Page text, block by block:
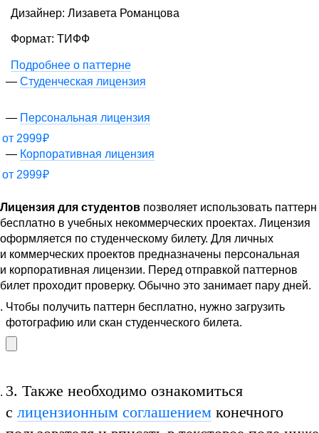
Дизайнер: Лизавета Романцова
Формат: ТИФФ
Подробнее о паттерне
Студенческая лицензия
Персональная лицензия
от 2999₽
Корпоративная лицензия
от 2999₽
Лицензия для студентов позволяет использовать паттерн
бесплатно в учебных некоммерческих проектах. Лицензия
оформляется по студенческому билету. Для личных
и коммерческих проектов предназначены персональная
и корпоративная лицензии. Перед отправкой паттернов
билет проходит проверку. Обычно это занимает пару дней.
Чтобы получить паттерн бесплатно, нужно загрузить
фотографию или скан студенческого билета.
3. Также необходимо ознакомиться
с лицензионным соглашением конечного